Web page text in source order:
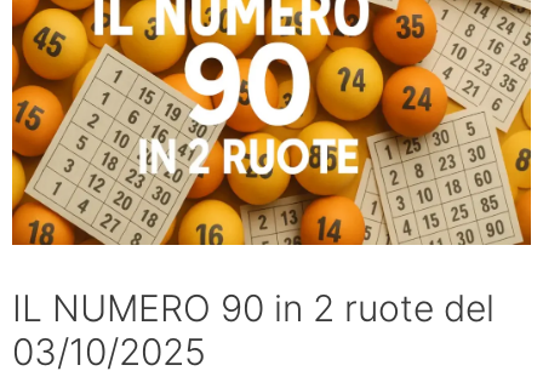
IL NUMERO 90 in 2 ruote del
03/10/2025